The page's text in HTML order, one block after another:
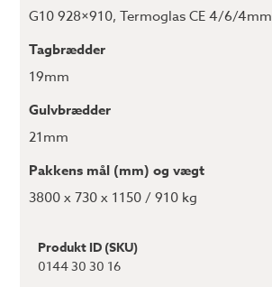
G10 928×910, Termoglas CE 4/6/4mm
Tagbrædder
19mm
Gulvbrædder
21mm
Pakkens mål (mm) og vægt
3800 x 730 x 1150 / 910 kg
Produkt ID (SKU)
0144 30 30 16